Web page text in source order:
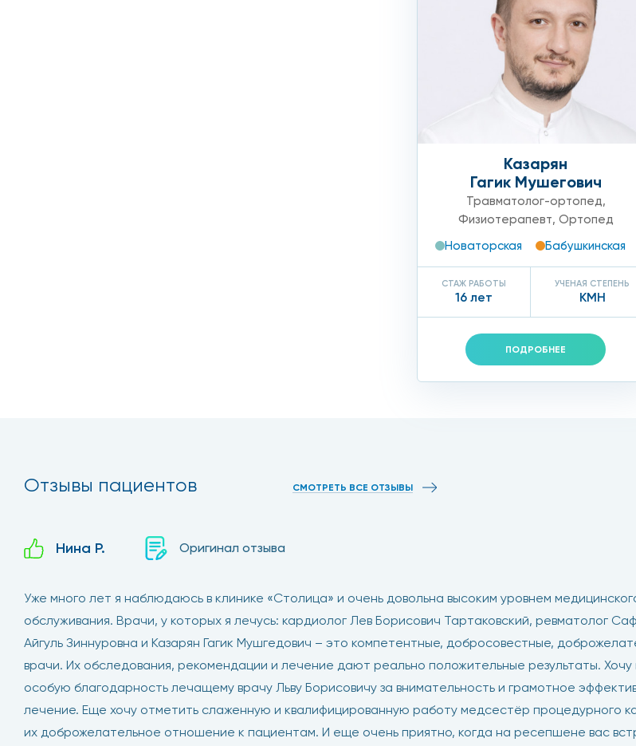
Анестетические методики при необходимости провести операцию с использованием
персонализировано для каждого пациента. Малотравматичный метод артроскопии в Москве
восстановительное лечение, физиотерапия и ЛФК также проходят под руководством докторов
Симптоматика болезней суставов
Покраснела кожа в зоне сустава.
Мы высокоэффективно лечим суставные
Наши высококвалифицированные специалисты выполняют огромный спектр артроскопических
эндоскопического вмешательства используются разные инструменты. Стоит у нас
клинике очень часто выполняется артроскопия по акции, когда на прохождение процедуры
позволяет провести лечение суставов максимально результативно и минимально травматично.
Казарян
Гагик Мушегович
Травматолог-ортопед,
Физиотерапевт, Ортопед
Новаторская
Бабушкинская
СТАЖ РАБОТЫ
16 лет
УЧЕНАЯ СТЕПЕНЬ
КМН
ПОДРОБНЕЕ
Отзывы пациентов СМОТРЕТЬ ВСЕ ОТЗЫВЫ
Нина Р. Оригинал отзыва
Уже много лет я наблюдаюсь в клинике «Столица» и очень довольна высоким уровнем
обслуживания. Врачи, у которых я лечусь: кардиолог Лев Борисович Тартаковский, ревматолог
Айгуль Зиннуровна и Казарян Гагик Мушгедович – это компетентные, добросовестные,
врачи. Их обследования, рекомендации и лечение дают реально положительные результаты. Хочу
особую благодарность лечащему врачу Льву Борисовичу за внимательность и грамотное
лечение. Еще хочу отметить слаженную и квалифицированную работу медсестёр процедурного
их доброжелательное отношение к пациентам. И еще очень приятно, когда на ресепшене вас